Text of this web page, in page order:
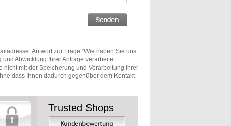
Antwort zur Frage "Wie haben Sie uns
Abwicklung Ihrer Anfrage verarbeitet
nicht mit der Speicherung und Verarbeitung Ihrer
dass Ihnen dadurch gegenüber dem Kontakt
Trusted Shops